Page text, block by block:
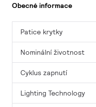
Obecné informace
Patice krytky
Nominální životnost
Cyklus zapnutí
Lighting Technology